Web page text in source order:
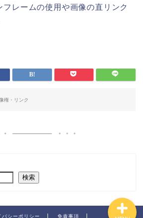
フレームの使用や画像の直リンク
権・リンク
検索
バシーポリシー 免責事項
ホーム
お問い合わせ